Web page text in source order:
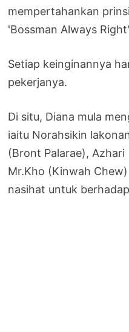
mempertahankan
'Bossman Always
Setiap keinginannya
pekerjanya.
Di situ, Diana mula
iaitu Norahsikin
(Bront Palarae),
Mr.Kho (Kinwah
nasihat untuk